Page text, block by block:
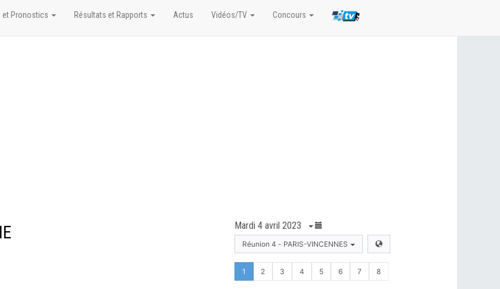
Mardi 4 avril 2023
Réunion 4 - PARIS-VINCENNES
1 2 3 4 5 6 7 8
et Pronostics Résultats et Rapports Actus Vidéos/TV Concours